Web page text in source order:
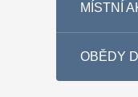
MÍSTNÍ
OBĚDY